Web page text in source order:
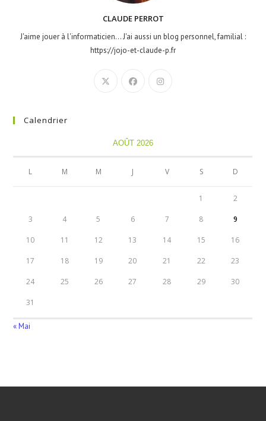
CLAUDE PERROT
J'aime jouer à l'informaticien... J'ai aussi un blog personnel, familial :
https://jojo-et-claude-p.fr
Calendrier
AOÛT 2026
L M M J V S D
1 2
3 4 5 6 7 8 9
10 11 12 13 14 15 16
17 18 19 20 21 22 23
24 25 26 27 28 29 30
31
« Mai